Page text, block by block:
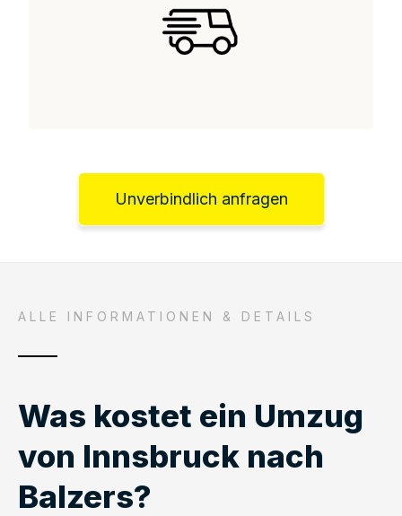
Unverbindlich anfragen
ALLE INFORMATIONEN & DETAILS
Was kostet ein Umzug
von Innsbruck nach
Balzers?